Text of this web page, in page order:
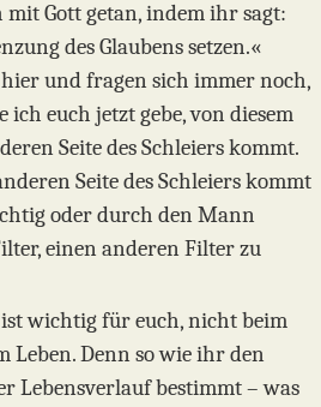
mit Gott getan, indem ihr sagt:
des Glaubens setzen.«
und fragen sich immer noch,
euch jetzt gebe, von diesem
Seite des Schleiers kommt.
Seite des Schleiers kommt
oder durch den Mann
einen anderen Filter zu
wichtig für euch, nicht beim
Leben. Denn so wie ihr den
Lebensverlauf bestimmt – was